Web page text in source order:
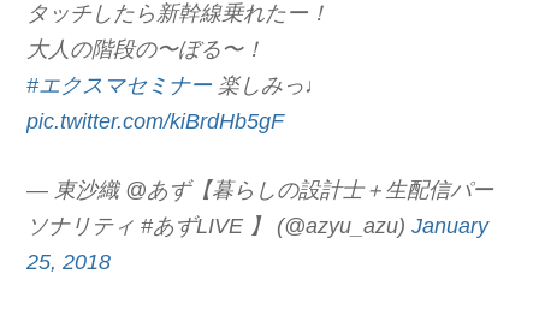
タッチしたら新幹線乗れたー！
大人の階段の〜ぼる〜！
#エクスマセミナー楽しみっ♩
pic.twitter.com/kiBrdHb5gF
— 東沙織 @あず【暮らしの設計士＋生配信パー
ソナリティ #あずLIVE 】 (@azyu_azu)January
25, 2018